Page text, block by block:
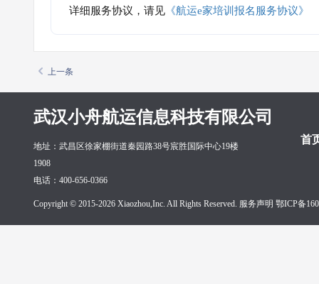
详细服务协议，请见 《航运e家培训报名服务协议》
上一条
武汉小舟航运信息科技有限公司
首
地址：武昌区徐家棚街道秦园路38号宸胜国际中心19楼
1908
电话：400-656-0366
Copyright © 2015-2026 Xiaozhou,Inc. All Rights Reserved. 服务声明 鄂ICP备